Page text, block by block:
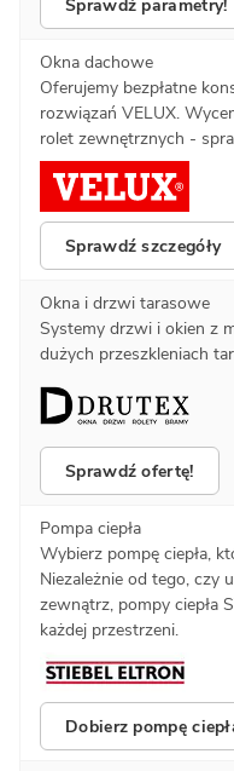
Sprawdź parametry!
Okna dachowe
Oferujemy bezpłatne
rozwiązań VELUX.
rolet zewnętrznych -
Sprawdź szczegóły
Okna i drzwi tarasowe
Systemy drzwi i okien z
dużych przeszkleniach
Sprawdź ofertę!
Pompa ciepła
Wybierz pompę ciepła,
Niezależnie od tego, czy
zewnątrz, pompy ciepła
każdej przestrzeni.
Dobierz pompę